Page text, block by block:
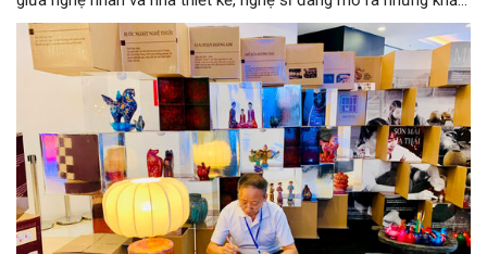
năng phát triển mới cho thủ công đương đại trên nền tảng di
sản. Từ những cuộc “kết duyên” đầy cảm hứng ấy, Hà Nội đang
khơi thông mạch ngầm của hệ sinh thái thủ công, biến vốn cổ
thành động lực bền vững cho tương lai.